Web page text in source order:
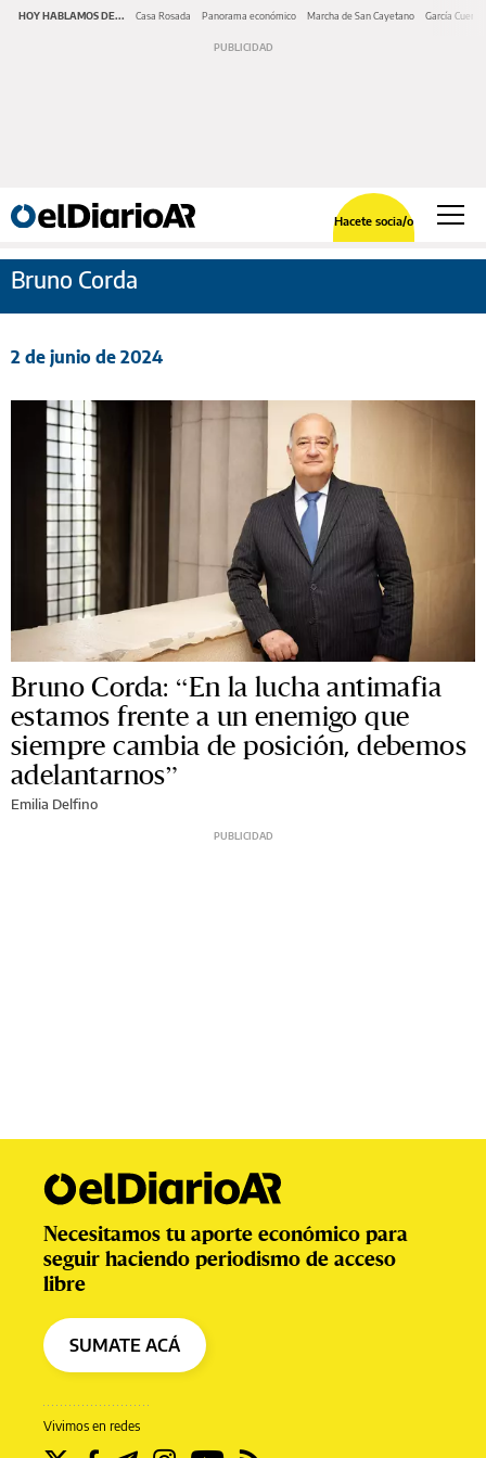
HOY HABLAMOS DE... Casa Rosada Panorama económico Marcha de San Cayetano García Cuerva
Hacete socia/o
Bruno Corda
2 de junio de 2024
Bruno Corda: “En la lucha antimafia
estamos frente a un enemigo que
siempre cambia de posición, debemos
adelantarnos”
Emilia Delfino
Vivimos en redes
Necesitamos tu aporte económico para
seguir haciendo periodismo de acceso
libre
SUMATE ACÁ